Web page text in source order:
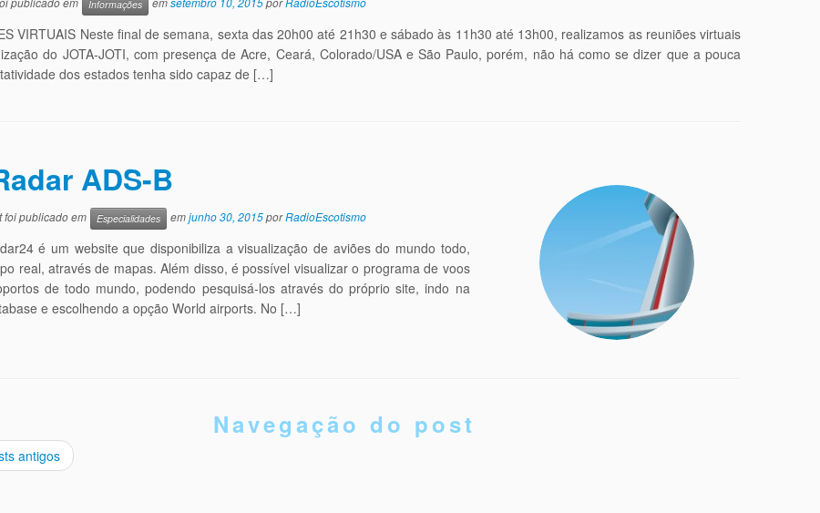
Informações
VIRTUAIS Neste final de semana, sexta das 20h00 até 21h30 e sábado às 11h30 até 13h00, realizamos as reuniões virtuais
do JOTA-JOTI, com presença de Acre, Ceará, Colorado/USA e São Paulo, porém, não há como se dizer que a pouca
dos estados tenha sido capaz de […]
ADS-B
foi publicado em Especialidades emjunho 30, 2015porRadioEscotismo
é um website que disponibiliza a visualização de aviões do mundo todo,
real, através de mapas. Além disso, é possível visualizar o programa de voos
de todo mundo, podendo pesquisá-los através do próprio site, indo na
e escolhendo a opção World airports. No […]
Navegação do post
antigos